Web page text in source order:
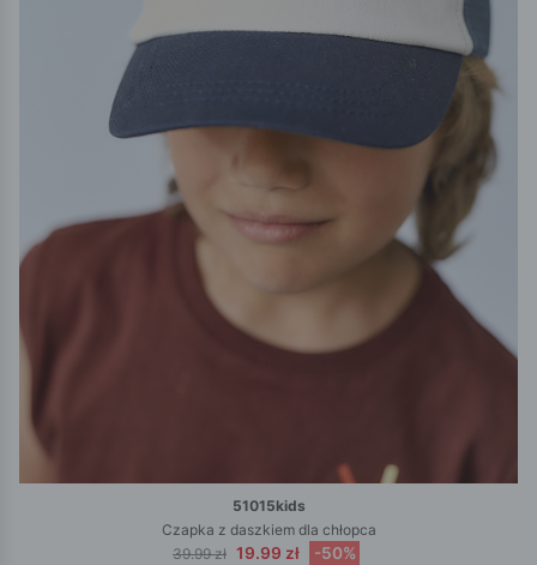
51015kids
Czapka z daszkiem dla chłopca
39.99 zł 19.99 zł -50%